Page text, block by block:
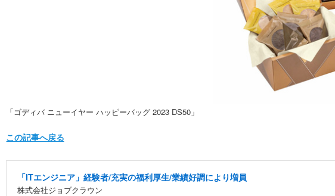
「ゴディバ ニューイヤー ハッピーバッグ 2023 DS50」
この記事へ戻る
「ITエンジニア」経験者/充実の福利厚生/業績好調により増員
株式会社ジョブクラウン